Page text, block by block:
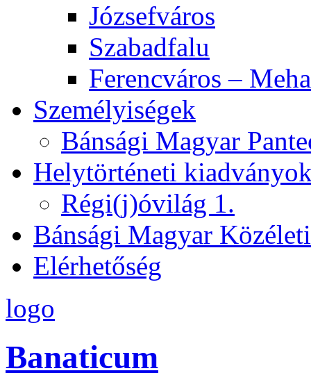
Józsefváros
Szabadfalu
Ferencváros –
Személyiségek
Bánsági Magyar
Helytörténeti
Régi(j)óvilág 1.
Bánsági Magyar
Elérhetőség
logo
Banaticum